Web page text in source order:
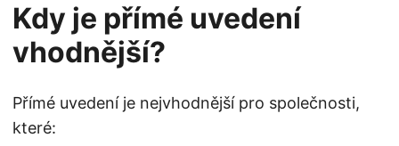
Kdy je přímé uvedení
vhodnější?
Přímé uvedení je nejvhodnější pro společnosti,
které: